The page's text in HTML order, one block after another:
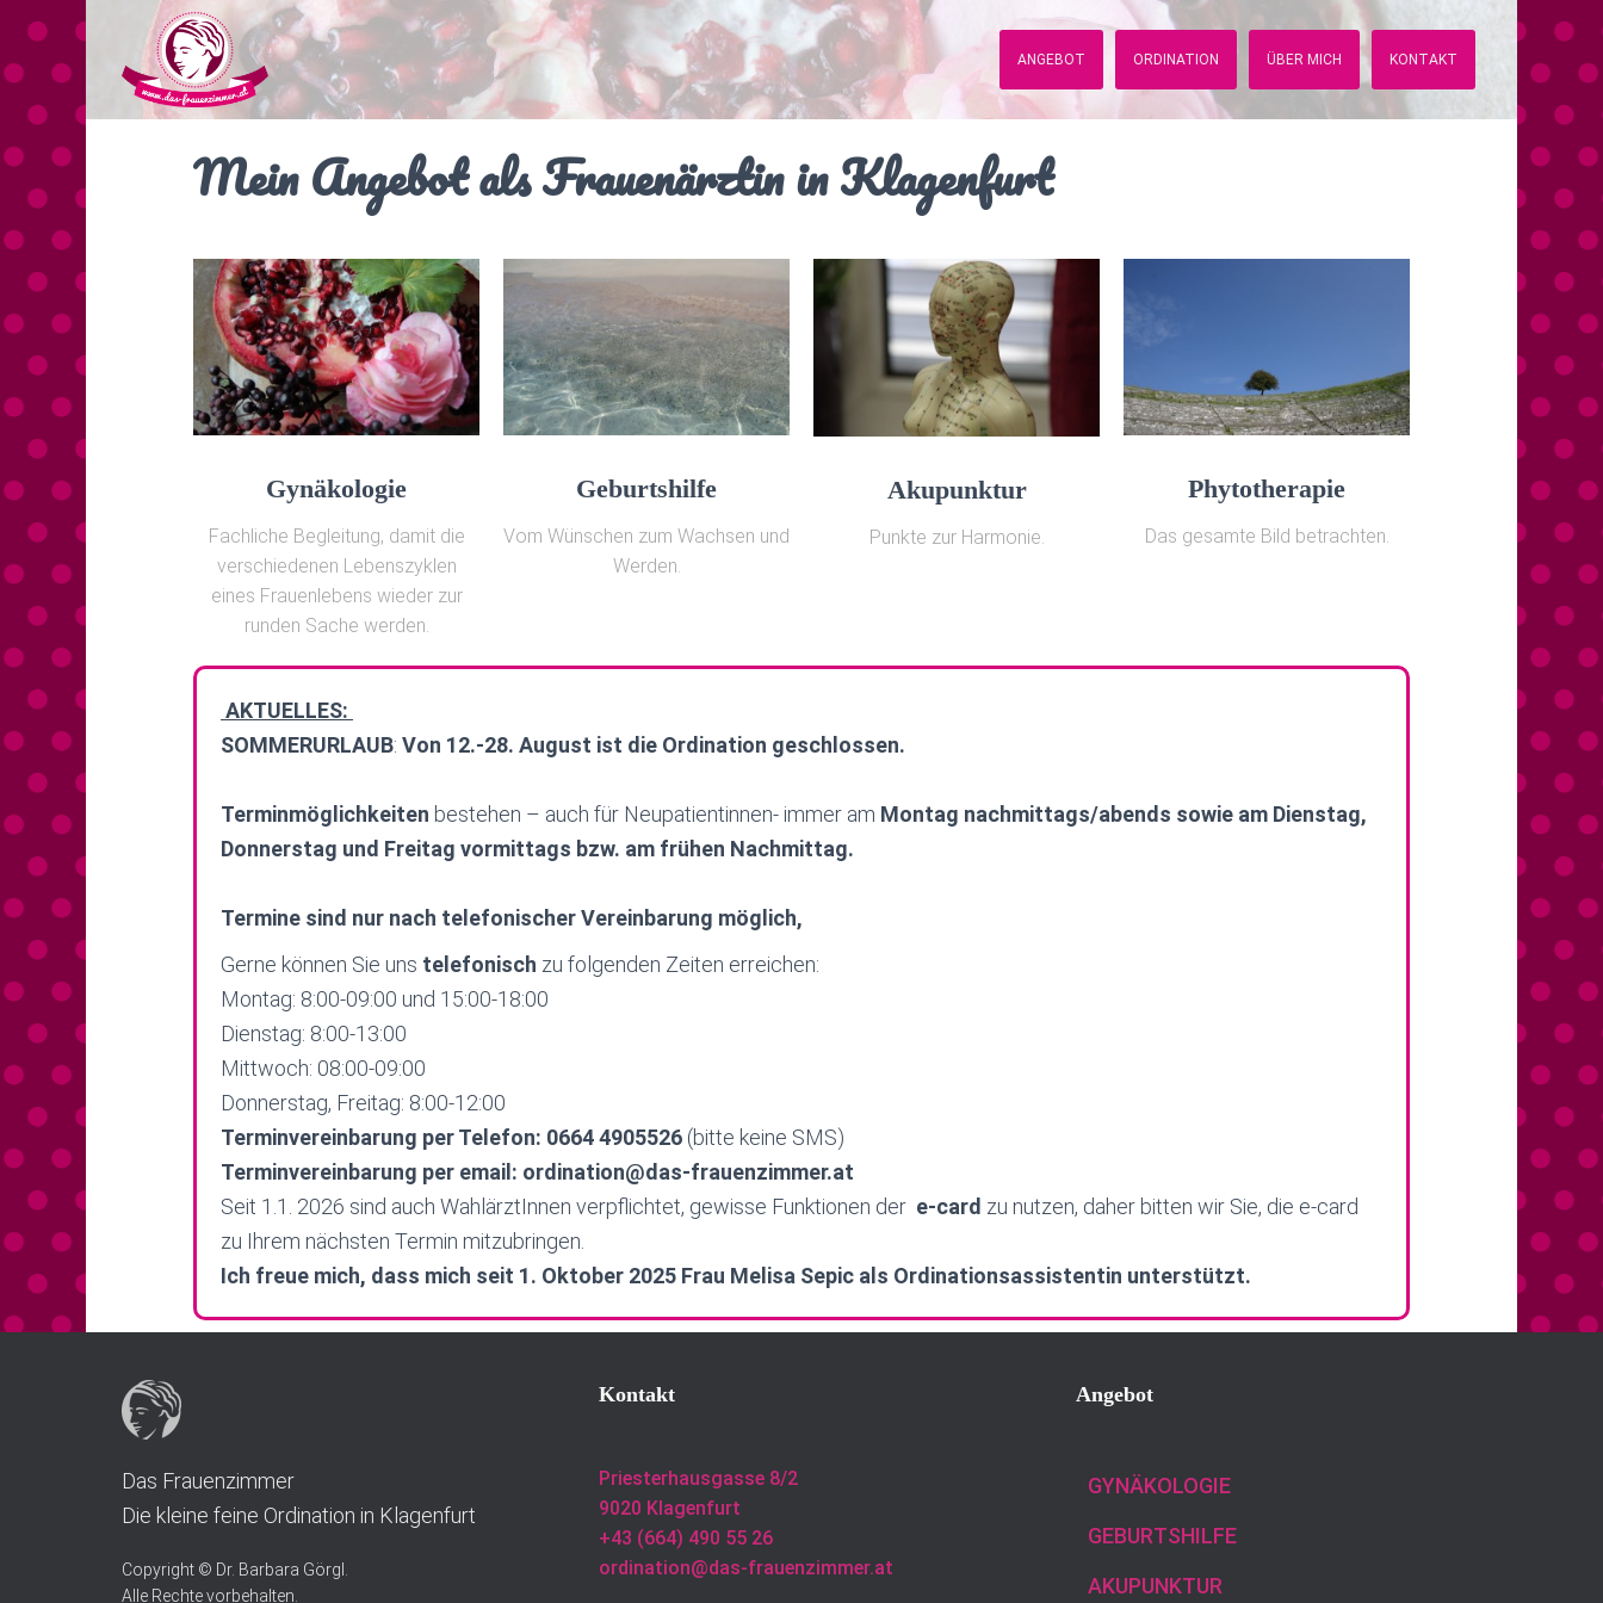
ANGEBOT ORDINATION ÜBER MICH KONTAKT
Mein Angebot als Frauenärztin in Klagenfurt
Gynäkologie
Fachliche Begleitung, damit die
verschiedenen Lebenszyklen
eines Frauenlebens wieder zur
runden Sache werden.
Geburtshilfe
Vom Wünschen zum Wachsen und
Werden.
Akupunktur
Punkte zur Harmonie.
Phytotherapie
Das gesamte Bild betrachten.
AKTUELLES:
SOMMERURLAUB: Von 12.-28. August ist die Ordination geschlossen.
Terminmöglichkeiten bestehen – auch für Neupatientinnen- immer am Montag nachmittags/abends sowie am Dienstag,
Donnerstag und Freitag vormittags bzw. am frühen Nachmittag.
Termine sind nur nach telefonischer Vereinbarung möglich,
Gerne können Sie uns telefonisch zu folgenden Zeiten erreichen:
Montag: 8:00-09:00 und 15:00-18:00
Dienstag: 8:00-13:00
Mittwoch: 08:00-09:00
Donnerstag, Freitag: 8:00-12:00
Terminvereinbarung per Telefon: 0664 4905526 (bitte keine SMS)
Terminvereinbarung per email: ordination@das-frauenzimmer.at
Seit 1.1. 2026 sind auch WahlärztInnen verpflichtet, gewisse Funktionen der e-card zu nutzen, daher bitten wir Sie, die e-card
zu Ihrem nächsten Termin mitzubringen.
Ich freue mich, dass mich seit 1. Oktober 2025 Frau Melisa Sepic als Ordinationsassistentin unterstützt.
Das Frauenzimmer
Die kleine feine Ordination in Klagenfurt
Copyright © Dr. Barbara Görgl.
Alle Rechte vorbehalten.
Kontakt
Priesterhausgasse 8/2
9020 Klagenfurt
+43 (664) 490 55 26
ordination@das-frauenzimmer.at
Angebot
GYNÄKOLOGIE
GEBURTSHILFE
AKUPUNKTUR